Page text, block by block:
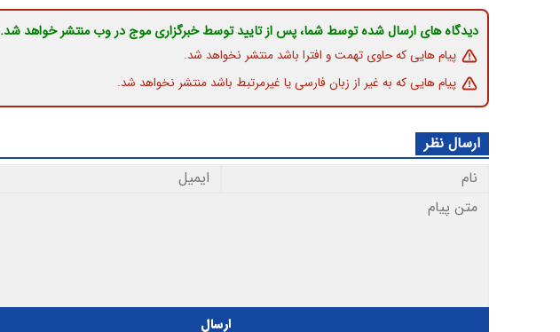
دیدگاه های ارسال شده توسط شما، پس از تایید توسط خبرگزاری موج در وب منتشر خواهد شد.
پیام هایی که حاوی تهمت و افترا باشد منتشر نخواهد شد.
پیام هایی که به غیر از زبان فارسی یا غیرمرتبط باشد منتشر نخواهد شد.
ارسال نظر
ارسال